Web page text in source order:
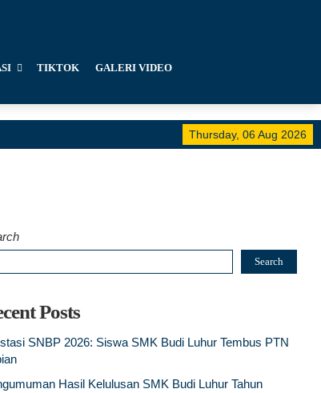
TIKTOK GALERI VIDEO
Thursday, 06 Aug 2026
Search
Posts
SNBP 2026: Siswa SMK Budi Luhur Tembus PTN
Hasil Kelulusan SMK Budi Luhur Tahun